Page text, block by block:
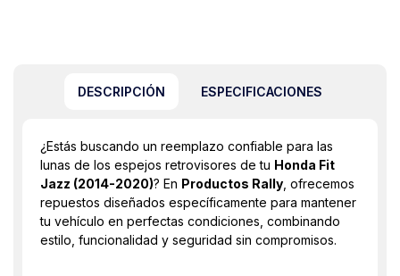
DESCRIPCIÓN ESPECIFICACIONES
¿Estás buscando un reemplazo confiable para las
lunas de los espejos retrovisores de tu Honda Fit
Jazz (2014-2020)? En Productos Rally , ofrecemos
repuestos diseñados específicamente para mantener
tu vehículo en perfectas condiciones, combinando
estilo, funcionalidad y seguridad sin compromisos.